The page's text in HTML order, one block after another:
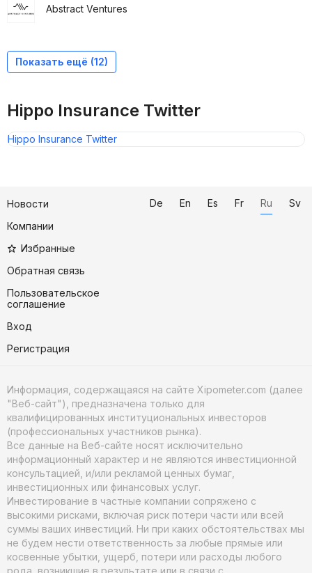
Abstract Ventures
Показать ещё (12)
Hippo Insurance Twitter
Hippo Insurance Twitter
Новости
Компании
Избранные
Обратная связь
Пользовательское
соглашение
Вход
Регистрация
De En Es Fr Ru Sv
Информация, содержащаяся на сайте Xipometer.com (далее
"Веб-сайт"), предназначена только для
квалифицированных институциональных инвесторов
(профессиональных участников рынка).
Все данные на Веб-сайте носят исключительно
информационный характер и не являются инвестиционной
консультацией, и/или рекламой ценных бумаг,
инвестиционных или финансовых услуг.
Инвестирование в частные компании сопряжено с
высокими рисками, включая риск потери части или всей
суммы ваших инвестиций. Ни при каких обстоятельствах мы
не будем нести ответственность за любые прямые или
косвенные убытки, ущерб, потери или расходы любого
рода, возникшие в результате или в связи с